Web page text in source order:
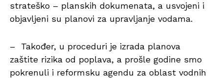
strateško – planskih dokumenata, a usvojeni i
objavljeni su planovi za upravljanje vodama.
– Također, u proceduri je izrada planova
zaštite rizika od poplava, a prošle godine smo
pokrenuli i reformsku agendu za oblast vodnih